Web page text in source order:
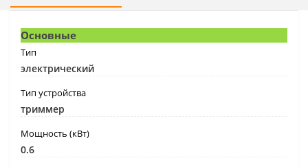
Основные
Тип
электрический
Тип устройства
триммер
Мощность (кВт)
0.6